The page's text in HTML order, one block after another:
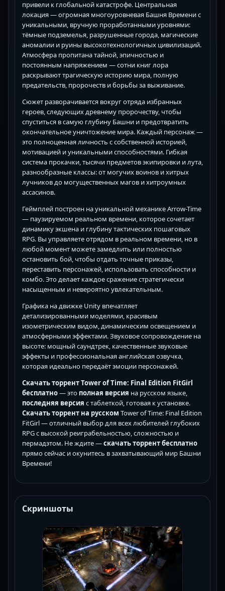
привели к глобальной катастрофе. Центральная
локация — огромная многоуровневая Башня Времени с
уникальными, вручную проработанными уровнями:
тёмные подземелья, разрушенные города, магические
аномалии и руины высокотехнологичных цивилизаций.
Атмосфера пропитана тайной, эпичностью и
постоянным напряжением — сотни книг лора
раскрывают трагическую историю мира, полную
предательств, пророчеств и борьбы за выживание.
Сюжет разворачивается вокруг отряда избранных
героев, следующих древнему пророчеству, чтобы
спуститься в самую глубину Башни и предотвратить
окончательное уничтожение мира. Каждый персонаж —
это полноценная личность с собственной историей,
мотивацией и уникальными способностями. Гибкая
система прокачки, тысячи предметов экипировки и лута,
разнообразные классы: от могучих воинов и хитрых
лучников до могущественных магов и хитроумных
ассасинов.
Геймплей построен на уникальной механике Arrow-Time
— паузируемом реальном времени, которое сочетает
динамику экшена и глубину тактических пошаговых
RPG. Вы управляете отрядом в реальном времени, но в
любой момент можете замедлить или полностью
остановить бой, чтобы отдать точные приказы,
переставить персонажей, использовать способности и
комбо. Это делает каждое сражение стратегически
насыщенным и невероятно увлекательным.
Графика на движке Unity впечатляет
детализированными моделями, красивым
изометрическим видом, динамическим освещением и
атмосферными эффектами. Звуковое сопровождение на
высоте: мощный саундтрек, качественные звуковые
эффекты и профессиональная английская озвучка,
которая идеально передаёт эмоции персонажей.
Скачать торрент Tower of Time: Final Edition FitGirl
бесплатно— это полная версия на русском языке,
последняя версия с таблеткой, готовая к установке.
Скачать торрент на русском Tower of Time: Final Edition
FitGirl — отличный выбор для всех любителей глубоких
RPG с высокой реиграбельностью, сложностью и
пермадэтом. Не ждите —скачать торрент бесплатно
прямо сейчас и окунитесь в захватывающий мир Башни
Времени!
Скриншоты